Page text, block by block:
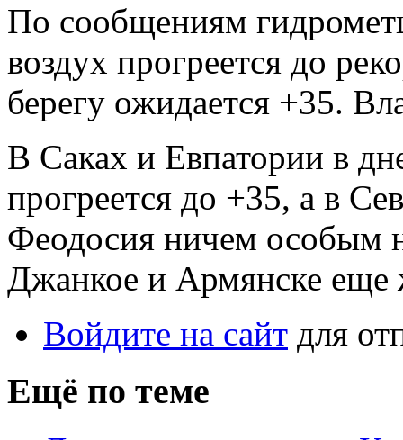
По сообщениям
воздух прогреется до
берегу ожидается +35.
В Саках и Евпатории в
прогреется до +35, а в
Феодосия ничем особым
Джанкое и Армянске
Войдите на сайт для
Ещё по теме